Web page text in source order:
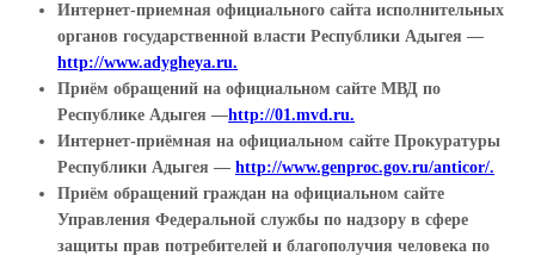
Интернет-приемная официального сайта исполнительных
органов государственной власти Республики Адыгея —
http://www.adygheya.ru.
Приём обращений на официальном сайте МВД по
Республике Адыгея —http://01.mvd.ru.
Интернет-приёмная на официальном сайте Прокуратуры
Республики Адыгея — http://www.genproc.gov.ru/anticor/.
Приём обращений граждан на официальном сайте
Управления Федеральной службы по надзору в сфере
защиты прав потребителей и благополучия человека по